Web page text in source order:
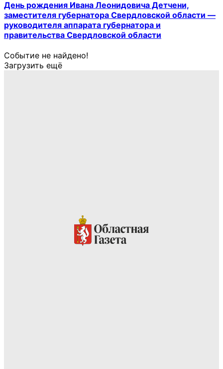
День рождения Ивана Леонидовича Детчени,
заместителя губернатора Свердловской области —
руководителя аппарата губернатора и
правительства Свердловской области
Событие не найдено!
Загрузить ещё